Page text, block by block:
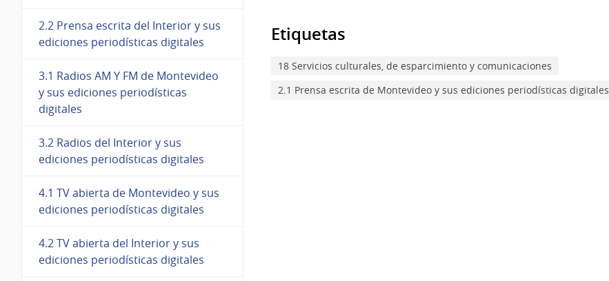
2.2 Prensa escrita del Interior y sus
ediciones periodísticas digitales
3.1 Radios AM Y FM de Montevideo
y sus ediciones periodísticas
digitales
3.2 Radios del Interior y sus
ediciones periodísticas digitales
4.1 TV abierta de Montevideo y sus
ediciones periodísticas digitales
4.2 TV abierta del Interior y sus
ediciones periodísticas digitales
Etiquetas
18 Servicios culturales, de esparcimiento y comunicaciones
2.1 Prensa escrita de Montevideo y sus ediciones periodísticas digitales